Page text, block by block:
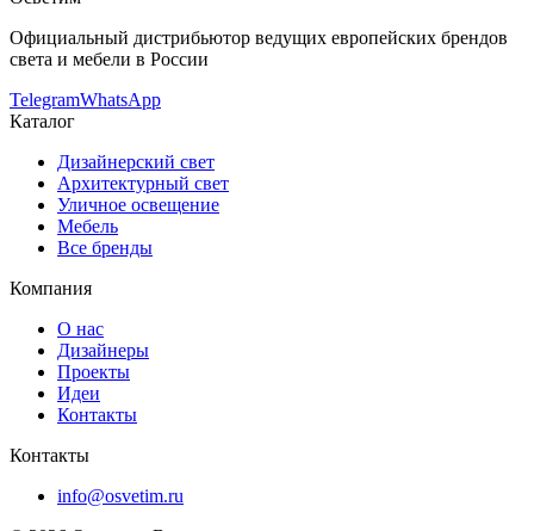
Официальный дистрибьютор ведущих европейских брендов
света и мебели в России
TelegramWhatsApp
Каталог
Дизайнерский свет
Архитектурный свет
Уличное освещение
Мебель
Все бренды
Компания
О нас
Дизайнеры
Проекты
Идеи
Контакты
Контакты
info@osvetim.ru